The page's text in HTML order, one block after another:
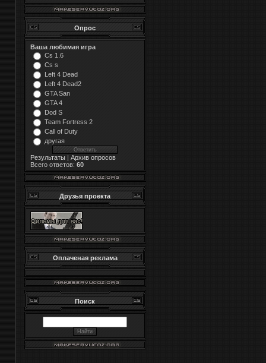
Опрос
Ваша любимая игра
Cs 1.6
Cs s
Left 4 Dead
Left 4 Dead2
GTA San
GTA 4
Dod S
Team Fortress 2
Call of Duty
другая
Результаты| Архив опросов
Всего ответов: 60
Друзья проекта
Оплаченая реклама
Поиск